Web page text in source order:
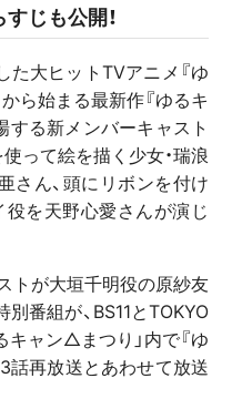
じも公開！
大ヒットTVアニメ『ゆ
ら始まる最新作『ゆるキ
する新メンバーキャスト
って絵を描く少女・瑞浪
さん、頭にリボンを付け
役を天野心愛さんが演じ
トが大垣千明役の原紗友
番組が、BS11とTOKYO
キャン△まつり」内で『ゆ
話再放送とあわせて放送